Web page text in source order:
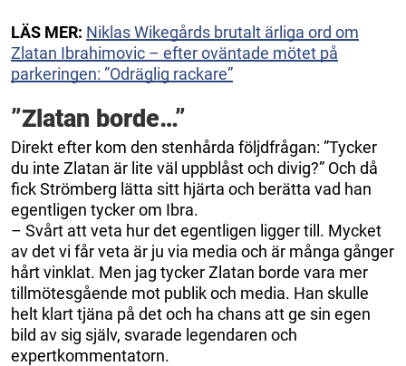
LÄS MER: Niklas Wikegårds brutalt ärliga ord om
Zlatan Ibrahimovic – efter oväntade mötet på
parkeringen: ”Odräglig rackare”
”Zlatan borde…”
Direkt efter kom den stenhårda följdfrågan: ”Tycker
du inte Zlatan är lite väl uppblåst och divig?” Och då
fick Strömberg lätta sitt hjärta och berätta vad han
egentligen tycker om Ibra.
– Svårt att veta hur det egentligen ligger till. Mycket
av det vi får veta är ju via media och är många gånger
hårt vinklat. Men jag tycker Zlatan borde vara mer
tillmötesgående mot publik och media. Han skulle
helt klart tjäna på det och ha chans att ge sin egen
bild av sig själv, svarade legendaren och
expertkommentatorn.